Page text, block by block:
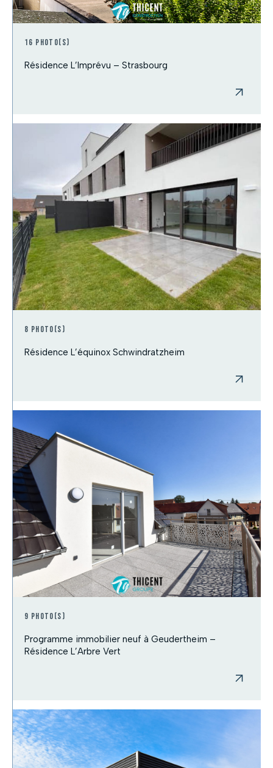
16 photo(s)
Résidence L’Imprévu – Strasbourg
8 photo(s)
Résidence L’équinox Schwindratzheim
9 photo(s)
Programme immobilier neuf à Geudertheim –
Résidence L’Arbre Vert